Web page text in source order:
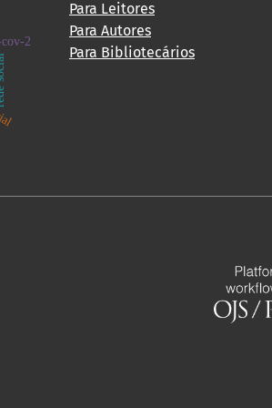
cov-2
Para Leitores
Para Autores
Para Bibliotecários